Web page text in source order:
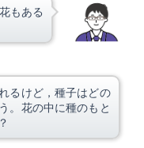
もある
るけど，種子はどの
。花の中に種のもと